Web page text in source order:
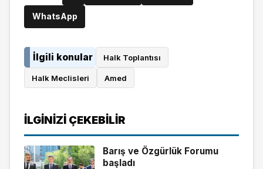
WhatsApp
İlgili konular Halk Toplantısı
Halk Meclisleri Amed
İLGINIZI ÇEKEBILIR
Barış ve Özgürlük Forumu
başladı